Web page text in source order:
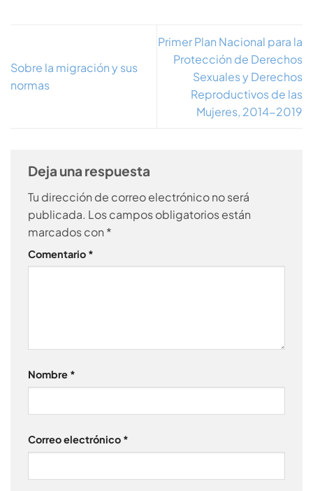
Sobre la migración y sus
normas
Primer Plan Nacional para la
Protección de Derechos
Sexuales y Derechos
Reproductivos de las
Mujeres, 2014-2019
Deja una respuesta
Tu dirección de correo electrónico no será
publicada. Los campos obligatorios están
marcados con *
Comentario *
Nombre *
Correo electrónico *